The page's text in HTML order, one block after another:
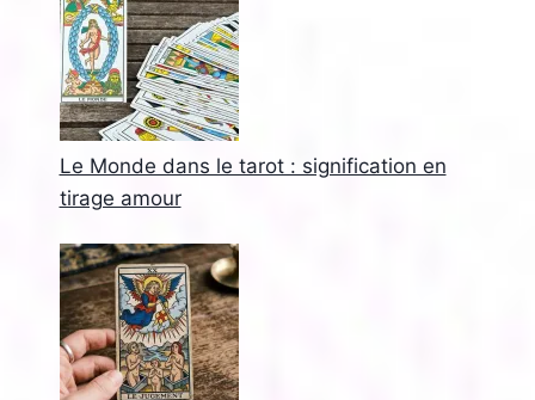
Le Monde dans le tarot : signification en
tirage amour